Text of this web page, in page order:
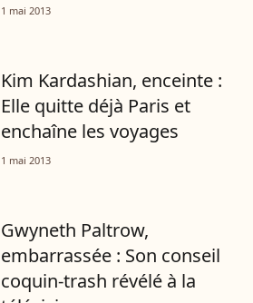
1 mai 2013
Kim Kardashian, enceinte :
Elle quitte déjà Paris et
enchaîne les voyages
1 mai 2013
Gwyneth Paltrow,
embarrassée : Son conseil
coquin-trash révélé à la